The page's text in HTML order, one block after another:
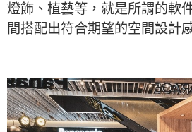
燈飾、植藝等，就是所謂的軟
間搭配出符合期望的空間設計